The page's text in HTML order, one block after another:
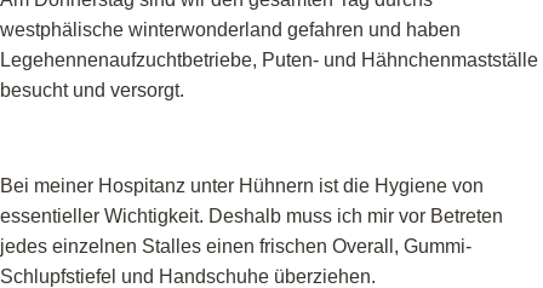
westphälische winterwonderland gefahren und haben
Legehennenaufzuchtbetriebe, Puten- und Hähnchenmastställe
besucht und versorgt.
Bei meiner Hospitanz unter Hühnern ist die Hygiene von
essentieller Wichtigkeit. Deshalb muss ich mir vor Betreten
jedes einzelnen Stalles einen frischen Overall, Gummi-
Schlupfstiefel und Handschuhe überziehen.